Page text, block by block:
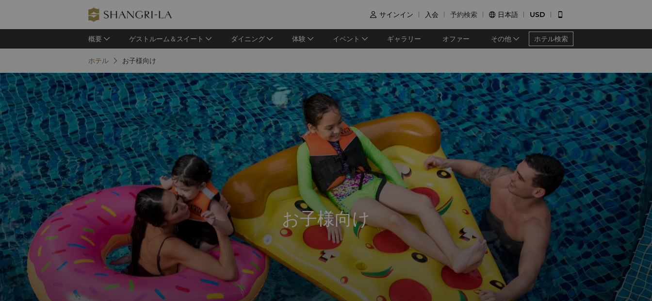
 サインイン 入会 予約検索  日本語 USD 
概要 ゲストルーム＆スイート ダイニング 体験 イベント ギャラリー オファー その他 ホテル検索
ホテル お子様向け
お子様向け